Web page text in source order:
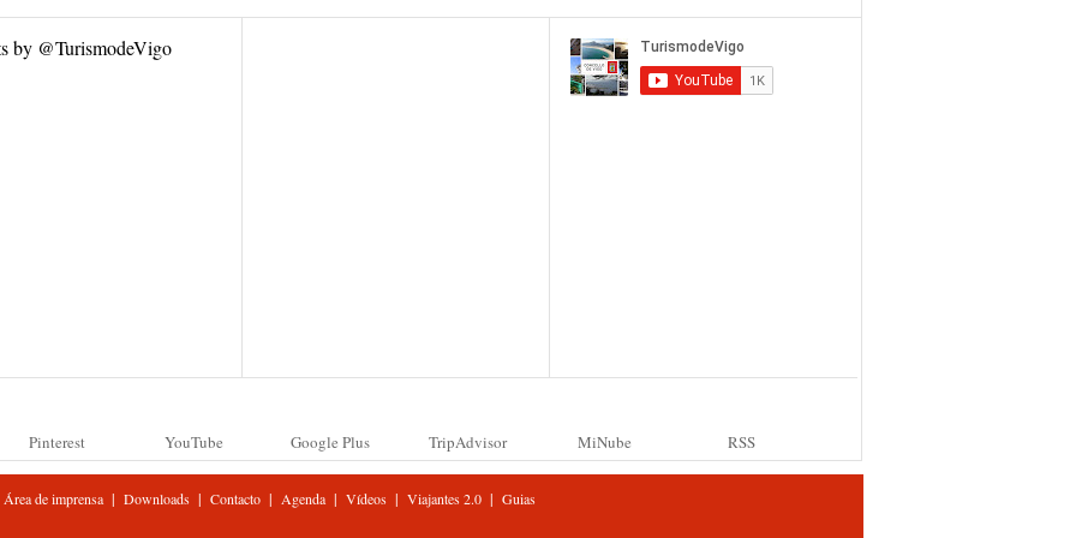
by @TurismodeVigo
Pinterest YouTube Google Plus TripAdvisor MiNube RSS
Área de imprensa| Downloads| Contacto| Agenda| Vídeos| Viajantes 2.0| Guias